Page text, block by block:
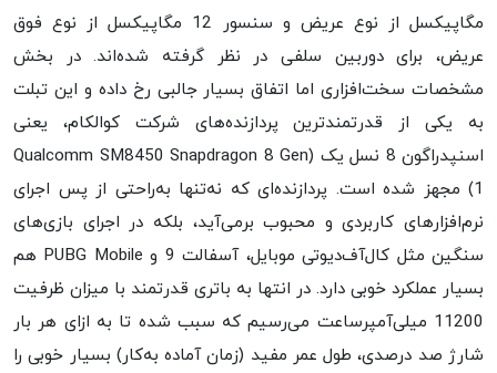
مگاپیکسل از نوع عریض و سنسور 12 مگاپیکسل از نوع فوق
عریض، برای دوربین سلفی در نظر گرفته شده‌اند. در بخش
مشخصات سخت‌افزاری اما اتفاق بسیار جالبی رخ داده و این تبلت
به یکی از قدرتمند‌ترین پردازنده‌های شرکت کوالکام، یعنی
اسنپدراگون 8 نسل یک (Qualcomm SM8450 Snapdragon 8 Gen
1) مجهز شده است. پردازنده‌ای که نه‌تنها به‌راحتی از پس اجرای
نرم‌افزار‌های کاربردی و محبوب بر‌می‌آید، بلکه در اجرای بازی‌های
سنگین مثل کال‌آف‌دیوتی‌ موبایل، آسفالت 9 و PUBG Mobile هم
بسیار عملکرد خوبی دارد. در انتها به باتری قدرتمند با میزان ظرفیت
11200 میلی‌آمپر‌ساعت می‌رسیم که سبب شده تا به ازای هر بار
شارژ صد درصدی، طول عمر مفید (زمان آماده به‌کار) بسیار خوبی را